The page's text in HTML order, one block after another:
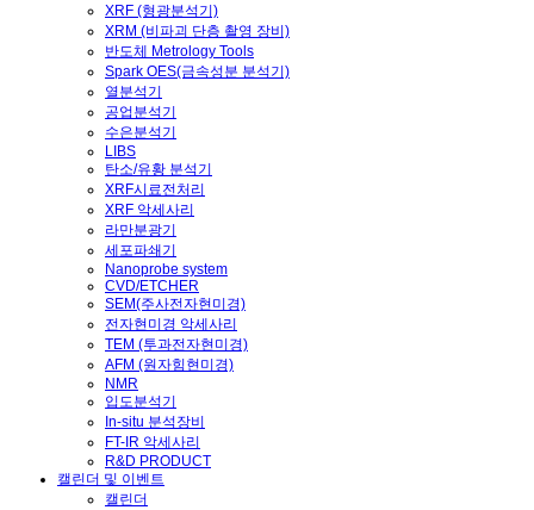
XRF (형광분석기)
XRM (비파괴 단층 촬영 장비)
반도체 Metrology Tools
Spark OES(금속성분 분석기)
열분석기
공업분석기
수은분석기
LIBS
탄소/유황 분석기
XRF시료전처리
XRF 악세사리
라만분광기
세포파쇄기
Nanoprobe system
CVD/ETCHER
SEM(주사전자현미경)
전자현미경 악세사리
TEM (투과전자현미경)
AFM (원자힘현미경)
NMR
입도분석기
In-situ 분석장비
FT-IR 악세사리
R&D PRODUCT
캘린더 및 이벤트
캘린더